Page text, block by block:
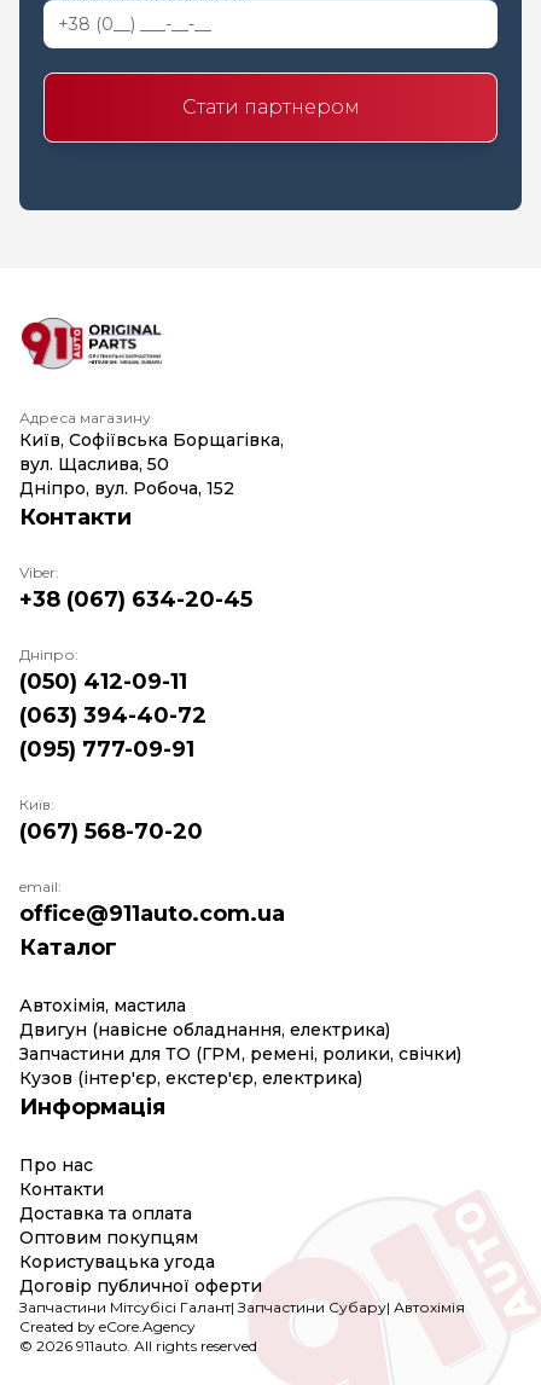
Стати партнером
Адреса магазину
Київ, Софіївська Борщагівка,
вул. Щаслива, 50
Дніпро, вул. Робоча, 152
Каталог
Автохімія, мастила
Двигун (навісне обладнання, електрика)
Запчастини для ТО (ГРМ, ремені, ролики, свічки)
Кузов (інтер'єр, екстер'єр, електрика)
Информація
Про нас
Контакти
Доставка та оплата
Оптовим покупцям
Користувацька угода
Договір публичної оферти
Контакти
Viber:
+38 (067) 634-20-45
Дніпро:
(050) 412-09-11
(063) 394-40-72
(095) 777-09-91
Київ:
(067) 568-70-20
email:
office@911auto.com.ua
Created by eCore.Agency
Запчастини Мітсубісі Галант|Запчастини Субару| Автохімія
© 2026 911auto. All rights reserved